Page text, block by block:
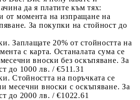
да я платите към тях:
от момента на изпращане на
За покупки на стойност до
Заплащате 20% от стойността на
с карта. Останалата сума се
вноски без оскъпяване. За
до 1000 лв. / €511.31
Стойността на поръчката се
месечни вноски с оскъпяване. За
до 2000 лв. / €1022.61